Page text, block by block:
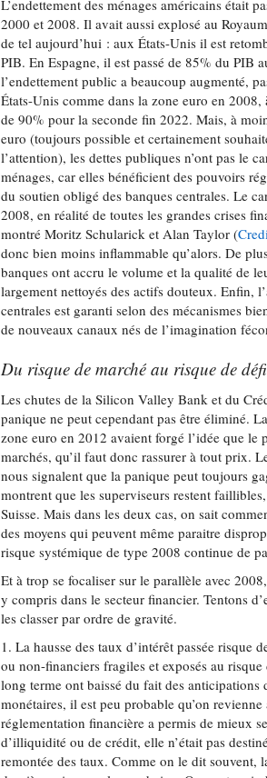
L’endettement des ménages américains était
2000 et 2008. Il avait aussi explosé au
de tel aujourd’hui : aux États-Unis il est
PIB. En Espagne, il est passé de 85% du PIB
l’endettement public a beaucoup augmenté,
États-Unis comme dans la zone euro en
de 90% pour la seconde fin 2022. Mais, à
euro (toujours possible et certainement
l’attention), les dettes publiques n’ont pas le
ménages, car elles bénéficient des pouvoirs
du soutien obligé des banques centrales. Le
2008, en réalité de toutes les grandes crises
montré Moritz Schularick et Alan Taylor (
donc bien moins inflammable qu’alors. De
banques ont accru le volume et la qualité de
largement nettoyés des actifs douteux. Enfin,
centrales est garanti selon des mécanismes
de nouveaux canaux nés de l’imagination
Du risque de marché au risque de
Les chutes de la Silicon Valley Bank et du
panique ne peut cependant pas être éliminé.
zone euro en 2012 avaient forgé l’idée que le
marchés, qu’il faut donc rassurer à tout prix.
nous signalent que la panique peut toujours
montrent que les superviseurs restent
Suisse. Mais dans les deux cas, on sait
des moyens qui peuvent même paraitre
risque systémique de type 2008 continue de
Et à trop se focaliser sur le parallèle avec
y compris dans le secteur financier. Tentons
les classer par ordre de gravité.
1. La hausse des taux d’intérêt passée risque
ou non-financiers fragiles et exposés au
long terme ont baissé du fait des anticipations
monétaires, il est peu probable qu’on
réglementation financière a permis de mieux
d’illiquidité ou de crédit, elle n’était pas
remontée des taux. Comme on le dit souvent,